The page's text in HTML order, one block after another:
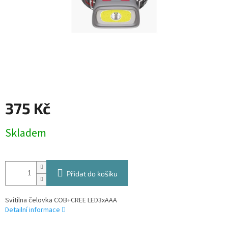
375 Kč
cena:
Skladem
Přidat do košíku
Svítilna čelovka COB+CREE LED3xAAA
Detailní informace